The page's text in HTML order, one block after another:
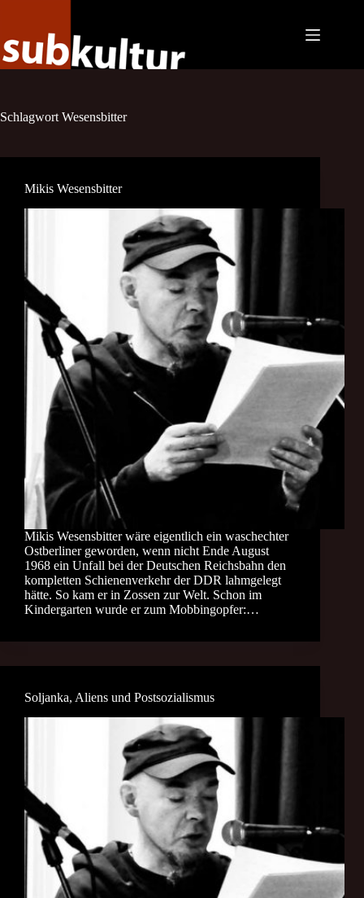
Schlagwort Wesensbitter
Mikis Wesensbitter
Mikis Wesensbitter wäre eigentlich ein waschechter
Ostberliner geworden, wenn nicht Ende August
1968 ein Unfall bei der Deutschen Reichsbahn den
kompletten Schienenverkehr der DDR lahmgelegt
hätte. So kam er in Zossen zur Welt. Schon im
Kindergarten wurde er zum Mobbingopfer:…
Soljanka, Aliens und Postsozialismus